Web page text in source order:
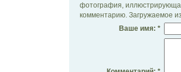
фотография,
комментарию. Загружаемое
Ваше имя: *